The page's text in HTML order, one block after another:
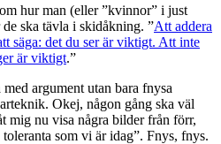
hur man (eller ”kvinnor” i just
ska tävla i skidåkning. ”Att addera
säga: det du ser är viktigt. Att inte
är viktigt.”
argument utan bara fnysa
Okej, någon gång ska väl
mig nu visa några bilder från förr,
som vi är idag”. Fnys, fnys.